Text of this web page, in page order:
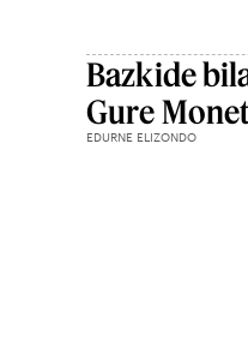
Bazkide
Gure
EDURNE ELIZONDO